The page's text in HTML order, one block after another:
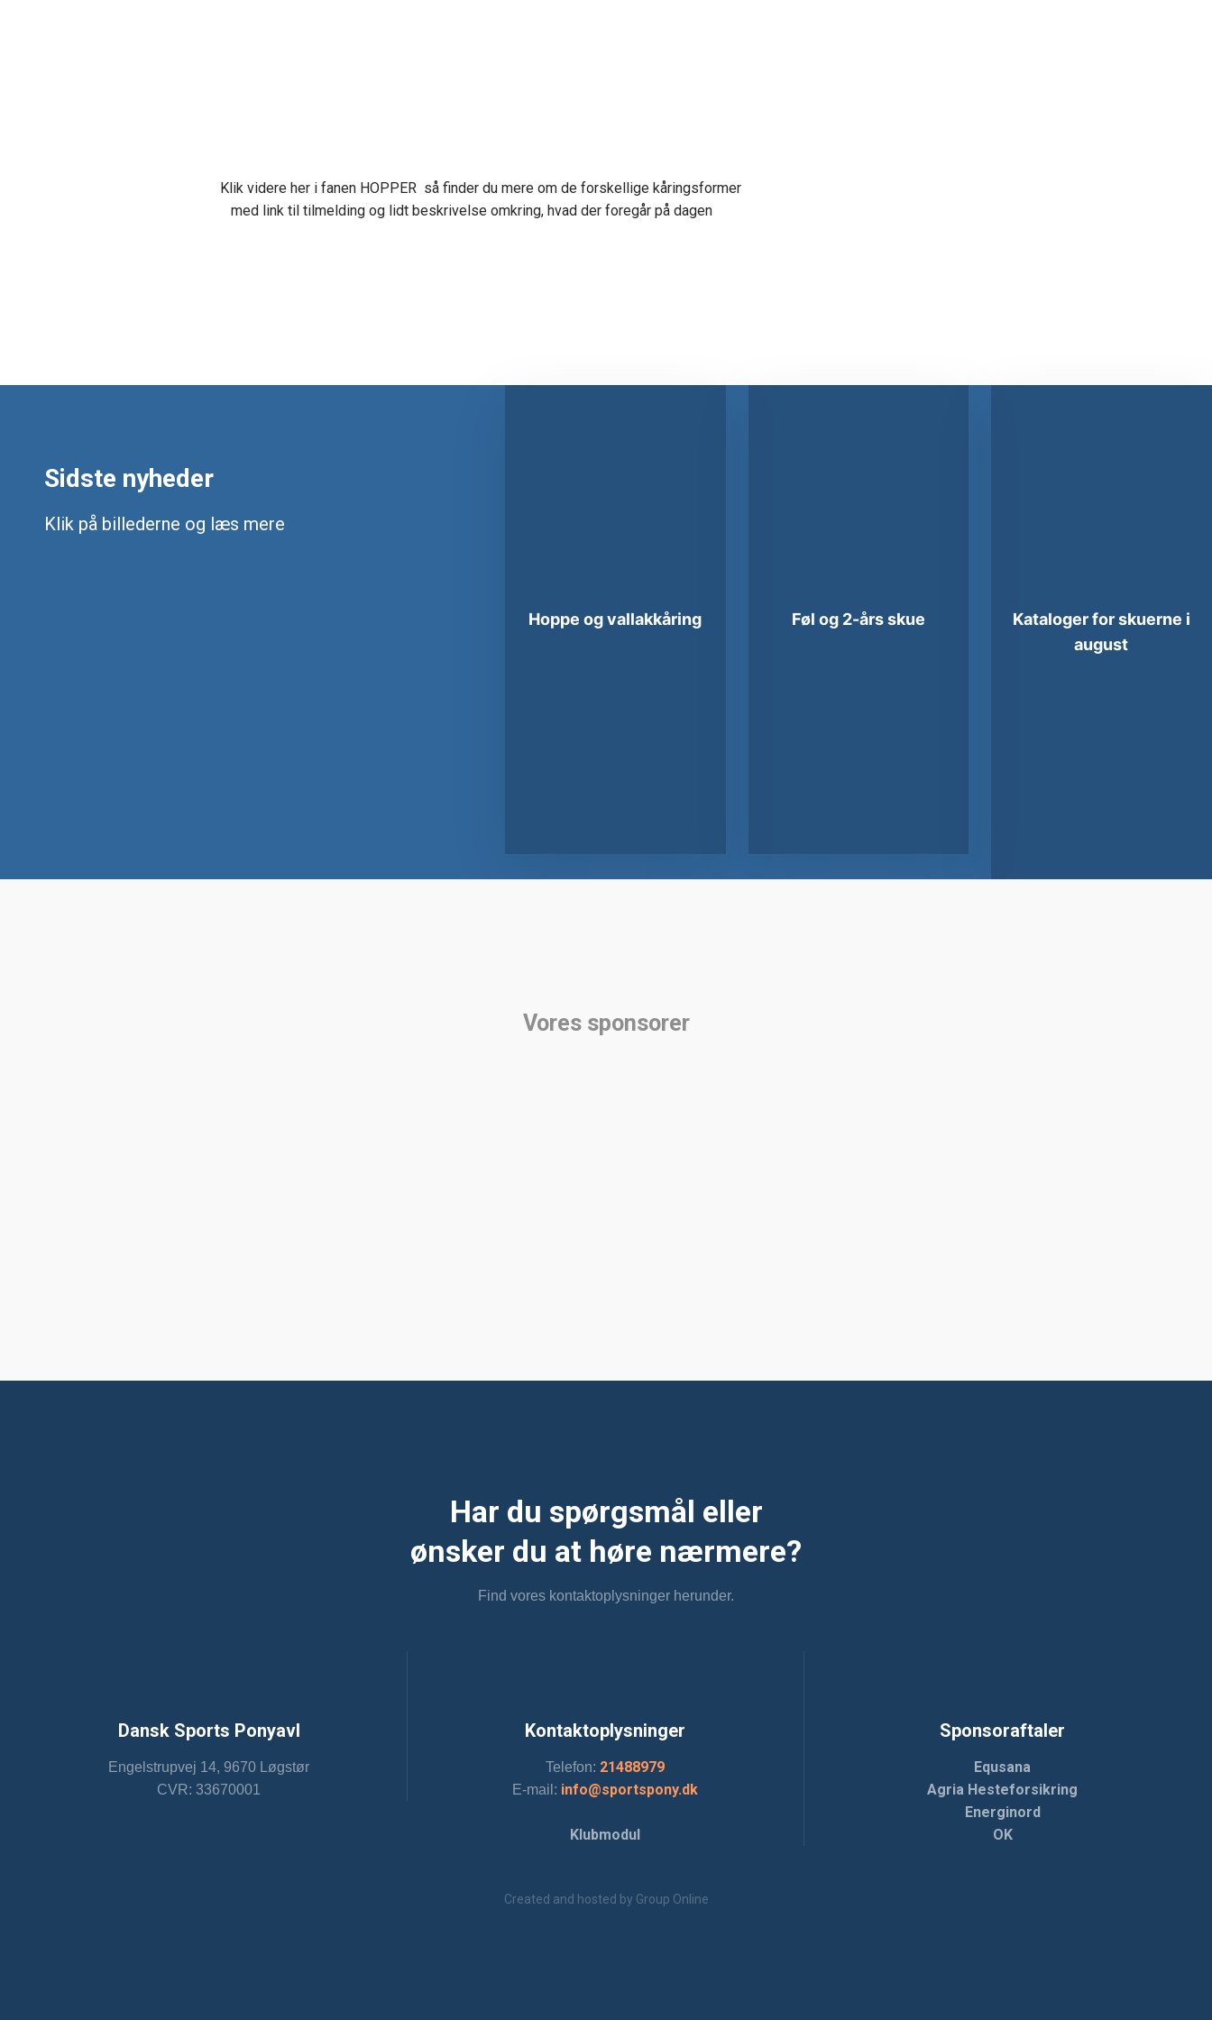
​ Klik videre her i fanen HOPPER så finder du mere om de forskellige kåringsformer
med link til tilmelding og lidt beskrivelse omkring, hvad der foregår på dagen
Sidste nyheder
Klik på billederne og læs mere
Hoppe og vallakkåring Føl og 2-års skue​
Kataloger for skuerne i
august
Vores sponsorer​
Har du spørgsmål eller
​ønsker du at høre nærmere?
Find vores kontaktoplysninger herunder.
Dansk Sports Ponyavl
Engelstrupvej 14, 9670 Løgstør​
CVR: 33670001
Kontaktoplysninger
Telefon: 21488979
E-mail: info@sportspony.dk
Klubmodul
Sponsoraftaler
Equsana
Agria Hesteforsikring
Energinord
OK
Created and hosted by Group Online